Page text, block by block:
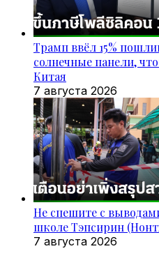
Трамп ввёл 15%
солнечные панели,
Китая
7 августа 2026
Не спешите с
школе Тэпсирин
7 августа 2026